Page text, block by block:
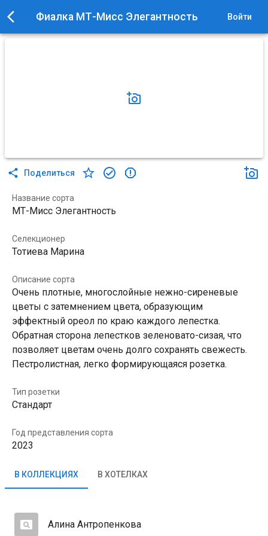
Фиалка МТ-Мисс Элегантность Войти
Поделиться
Название сорта
МТ-Мисс Элегантность
Селекционер
Тотиева Марина
Описание сорта
Очень плотные, многослойные нежно-сиреневые
цветы с затемнением цвета, образующим
эффектный ореол по краю каждого лепестка.
Обратная сторона лепестков зеленовато-сизая, что
позволяет цветам очень долго сохранять свежесть.
Пестролистная, легко формирующаяся розетка.
Тип розетки
Стандарт
Год представления сорта
2023
В КОЛЛЕКЦИЯХ В ХОТЕЛКАХ
Алина Антропенкова